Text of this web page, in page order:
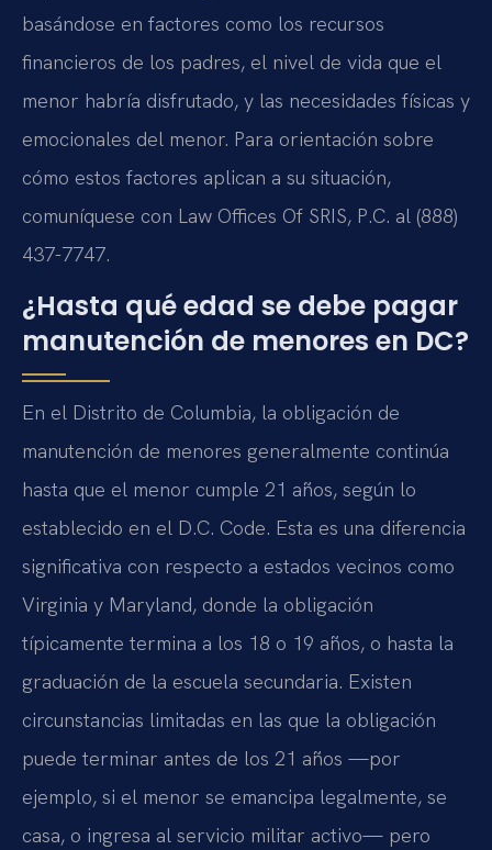
basándose en factores como los recursos
financieros de los padres, el nivel de vida que el
menor habría disfrutado, y las necesidades físicas y
emocionales del menor. Para orientación sobre
cómo estos factores aplican a su situación,
comuníquese con Law Offices Of SRIS, P.C. al (888)
437-7747.
¿Hasta qué edad se debe pagar
manutención de menores en DC?
En el Distrito de Columbia, la obligación de
manutención de menores generalmente continúa
hasta que el menor cumple 21 años, según lo
establecido en el D.C. Code. Esta es una diferencia
significativa con respecto a estados vecinos como
Virginia y Maryland, donde la obligación
típicamente termina a los 18 o 19 años, o hasta la
graduación de la escuela secundaria. Existen
circunstancias limitadas en las que la obligación
puede terminar antes de los 21 años —por
ejemplo, si el menor se emancipa legalmente, se
casa, o ingresa al servicio militar activo— pero